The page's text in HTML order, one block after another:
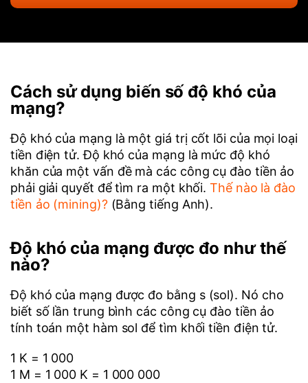
Cách sử dụng biến số độ khó của
mạng?
Độ khó của mạng là một giá trị cốt lõi của mọi loại
tiền điện tử. Độ khó của mạng là mức độ khó
khăn của một vấn đề mà các công cụ đào tiền ảo
phải giải quyết để tìm ra một khối.Thế nào là đào
tiền ảo (mining)?(Bằng tiếng Anh).
Độ khó của mạng được đo như thế
nào?
Độ khó của mạng được đo bằng s (sol). Nó cho
biết số lần trung bình các công cụ đào tiền ảo
tính toán một hàm sol để tìm khối tiền điện tử.
1 K = 1 000
1 M = 1 000 K = 1 000 000